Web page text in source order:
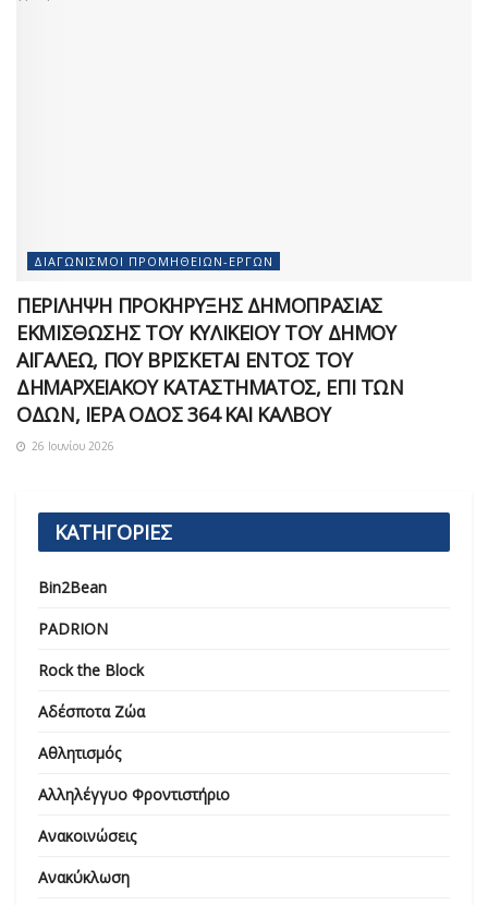
ΔΙΑΓΩΝΙΣΜΟΊ ΠΡΟΜΗΘΕΙΏΝ-ΈΡΓΩΝ
ΠΕΡΙΛΗΨΗ ΠΡΟΚΗΡΥΞΗΣ ΔΗΜΟΠΡΑΣΙΑΣ
ΕΚΜΙΣΘΩΣΗΣ ΤΟΥ ΚΥΛΙΚΕΙΟΥ ΤΟΥ ΔΗΜΟΥ
ΑΙΓΑΛΕΩ, ΠΟΥ ΒΡΙΣΚΕΤΑΙ ΕΝΤΟΣ ΤΟΥ
ΔΗΜΑΡΧEΙΑΚΟΥ ΚΑΤΑΣΤΗΜΑΤΟΣ, ΕΠΙ ΤΩΝ
ΟΔΩΝ, ΙΕΡΑ ΟΔΟΣ 364 ΚΑΙ ΚΑΛΒΟΥ
26 Ιουνίου 2026
ΚΑΤΗΓΟΡΙΕΣ
Bin2Bean
PADRION
Rock the Block
Αδέσποτα Ζώα
Αθλητισμός
Αλληλέγγυο Φροντιστήριο
Ανακοινώσεις
Ανακύκλωση